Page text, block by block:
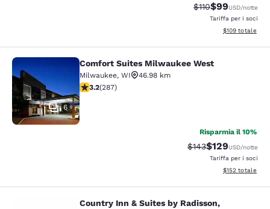
Tariffa di
$110Tariffa
$99USD/notte
Tariffa per i soci
Visualizza i
$109 totale
Comfort Suites Milwaukee West
6
Comfort Suites Milwaukee West
Milwaukee, WI
46.98 km
Valutazione di 3.24 stelle. Buono. 287 recensioni
3.2(287)
Risparmia il 10%
Tariffa di barratura:
$143Tariffa
$129USD/notte
Tariffa per i soci
Visualizza i
$152 totale
Country Inn & Suites by Radisson,